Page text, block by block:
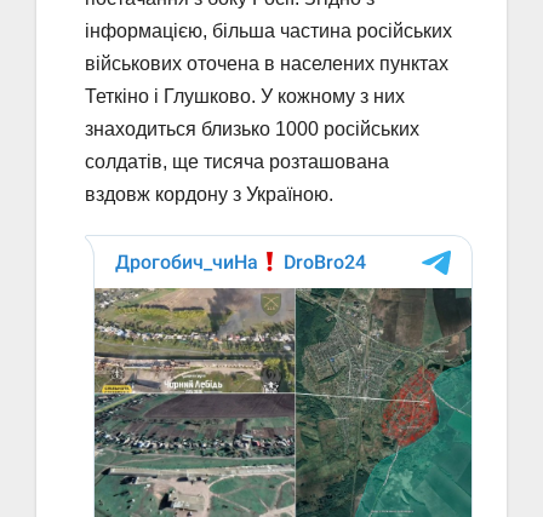
інформацією, більша частина російських
військових оточена в населених пунктах
Теткіно і Глушково. У кожному з них
знаходиться близько 1000 російських
солдатів, ще тисяча розташована
вздовж кордону з Україною.